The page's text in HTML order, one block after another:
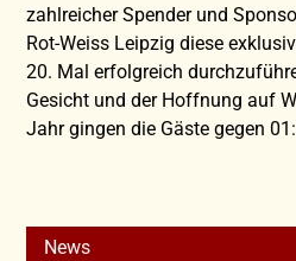
zahlreicher Spender und
Rot-Weiss Leipzig diese
20. Mal erfolgreich
Gesicht und der Hoffnung auf
Jahr gingen die Gäste gegen
News